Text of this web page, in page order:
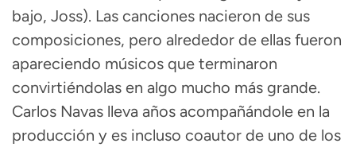
bajo, Joss). Las canciones nacieron de sus
composiciones, pero alrededor de ellas fueron
apareciendo músicos que terminaron
convirtiéndolas en algo mucho más grande.
Carlos Navas lleva años acompañándole en la
producción y es incluso coautor de uno de los